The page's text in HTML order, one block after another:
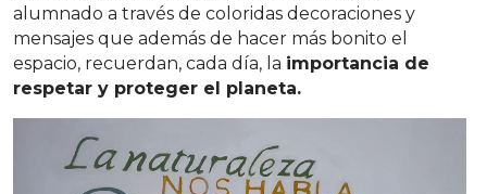
alumnado a través de coloridas decoraciones y
mensajes que además de hacer más bonito el
espacio, recuerdan, cada día, la importancia de
respetar y proteger el planeta.